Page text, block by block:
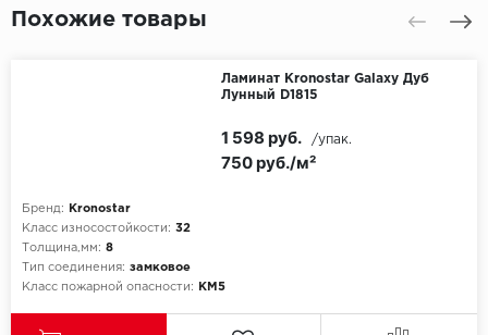
Похожие товары
Ламинат Kronostar Galaxy Дуб
Лунный D1815
Бренд:
Kronostar
Класс износостойкости: 32
Толщина,мм: 8
Тип соединения: замковое
Класс пожарной опасности:
КМ5
750 руб./м²
1 598 руб. /упак.